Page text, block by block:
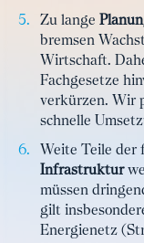
Zu lange
bremsen
Wirtschaft.
Fachgesetze
verkürzen. Wir
schnelle
Weite Teile der
Infrastruktur
müssen
gilt
Energienetz